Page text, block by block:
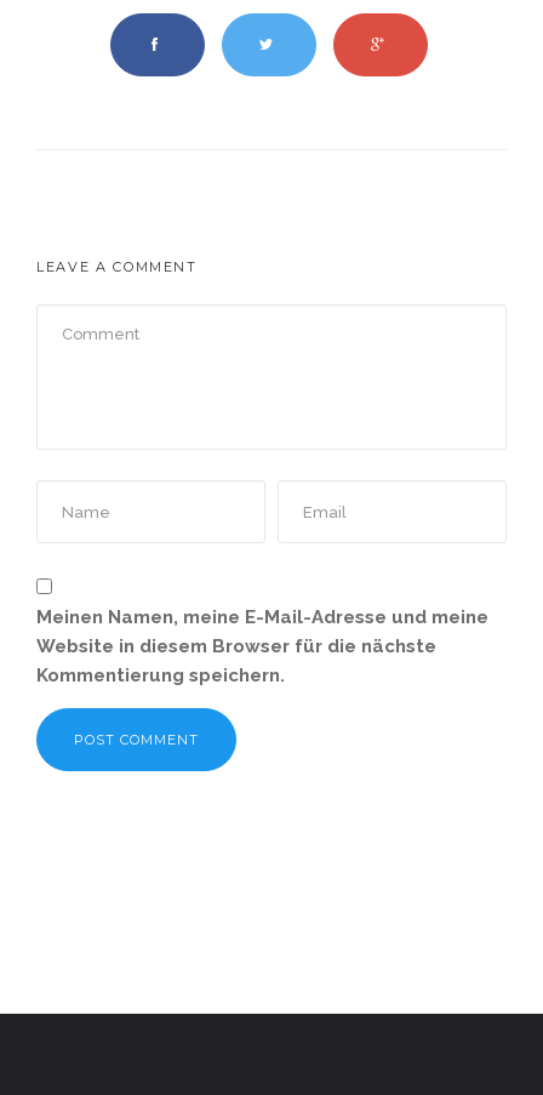
LEAVE A COMMENT
Meinen Namen, meine E-Mail-Adresse und meine
Website in diesem Browser für die nächste
Kommentierung speichern.